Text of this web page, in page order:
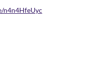
n4n4HfeUyc